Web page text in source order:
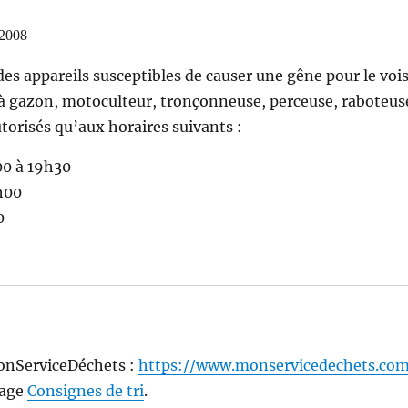
appareils susceptibles de causer une gêne pour le
motoculteur, tronçonneuse, perceuse,
qu’aux horaires suivants :
à 19h30
: https://
Consignes de tri.